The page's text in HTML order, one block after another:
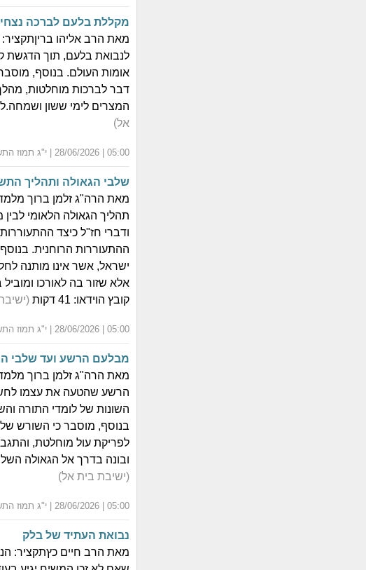
מקללת בלעם לברכה
מאת הרב אליהו
לנבואת בלעם, תוך הדגשת
אומות העולם. בנוסף,
דבר לברכות מוחלטות,
המצרים לימי ששון
אל)
05:00 | 28/06/2026 | י"ג תמוז התשפ"ו
שלבי הגאולה ותהליך
מאת הרה"ג זלמן ברוך
תהליך הגאולה הלאומי לבין
ודברי חז"ל כיצד
ההתעוררות הרוחנית.
ישראל, אשר אינו מותנה
אלא שזור בה לאורכו
קובץ הוידאו: 41 דקות
05:00 | 28/06/2026 | י"ג תמוז התשפ"ו
מבלעם הרשע ועד שלבי
מאת הרה"ג זלמן ברוך
הרשע שהטעה את עצמו
השונות של לומדי התורה
בנוסף, מוסבר כי השורש
לפריקת עול מוחלטת,
ובונה בדרך אל הגאולה
(ישיבת בית אל)
05:00 | 28/06/2026 | י"ג תמוז התשפ"ו
נבואת העתיד של בלק
מאת הרב חיים כץתקציר: